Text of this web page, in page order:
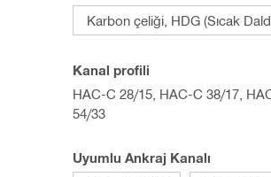
Karbon çeliği, HDG (Sıcak
Kanal profili
HAC-C 28/15, HAC-C 38/17,
54/33
Uyumlu Ankraj Kanalı